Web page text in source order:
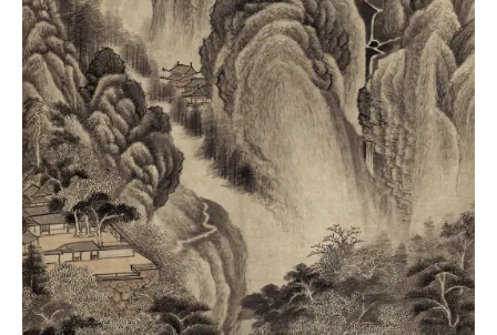
部
史
部
子
部
集
部